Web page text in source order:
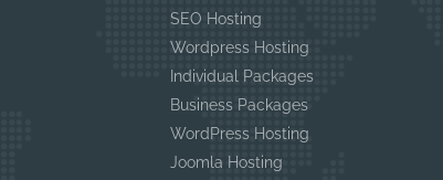
SEO Hosting
Wordpress Hosting
Individual Packages
Business Packages
WordPress Hosting
Joomla Hosting